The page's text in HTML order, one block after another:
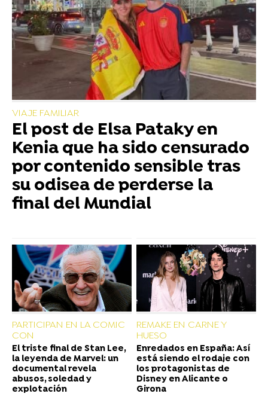
VIAJE FAMILIAR
El post de Elsa Pataky en
Kenia que ha sido censurado
por contenido sensible tras
su odisea de perderse la
final del Mundial
PARTICIPAN EN LA COMIC
CON
El triste final de Stan Lee,
la leyenda de Marvel: un
documental revela
abusos, soledad y
explotación
REMAKE EN CARNE Y
HUESO
Enredados en España: Así
está siendo el rodaje con
los protagonistas de
Disney en Alicante o
Girona